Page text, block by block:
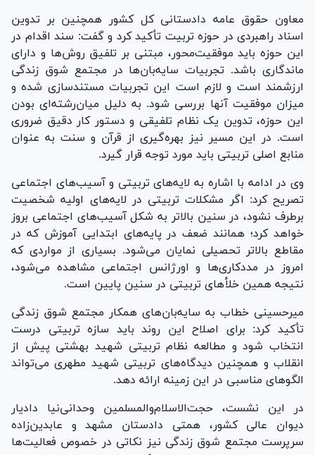
معاون حقوق عامه دادستانی کل کشور همچنین بر تدوین
اسناد راهبردی در حوزه تربیت تأکید کرد و گفت: سند اقدام در
این حوزه باید موفقیت‌محور، مبتنی بر تلفیق روش‌ها و دارای
ماندگاری باشد. تجربیات سایه‌بان‌ها در مجتمع شوق زندگی
ارزشمند است و لازم است این تجربیات مستندسازی شده و
میزان موفقیت آنها بررسی شود. به دلیل میان‌رشته‌ای بودن
این حوزه، تدوین یک نظام تلفیقی و دستور کار دقیق ضروری
است. در این مسیر نیز بهره‌گیری از قرآن و سنت به عنوان
منابع اصلی تربیتی باید مورد توجه قرار گیرد.
وی در ادامه با اشاره به لایه‌های تربیتی و آسیب‌های اجتماعی
تصریح کرد: اگر مشکلات تربیتی در لایه‌های اولیه شخصیت
برطرف نشود، در سنین بالاتر به شکل آسیب‌های اجتماعی بروز
خواهد کرد؛ همانند ضعف در پایه‌های ابتدایی آموزش که در
مقاطع بالاتر تحصیلی نمایان می‌شود. بسیاری از مواردی که
امروز در مددکاری‌ها و اورژانس اجتماعی مشاهده می‌شود،
نتیجه همین خلأ‌های تربیتی در سنین پایین است.
میرحسینی خطاب به سایه‌بان‌های همکار مجتمع شوق زندگی
تأکید کرد: برای اصلاح این روند باید سازه تربیتی درست
انتخاب شود و مطالعه نظام تربیتی شهید بهشتی پیش از
انقلاب و همچنین دیدگاه‌های تربیتی شهید مطهری می‌تواند
الگو‌های مناسبی در این زمینه ارائه دهد.
در این نشست، حجت‌الاسلام‌والمسلمین وحدانی‌نیا دادیار
دیوان عالی کشور، همتی دادستان مشهد و عابدین‌زاده
سرپرست مجتمع شوق زندگی نیز نکاتی در خصوص فعالیت‌ها